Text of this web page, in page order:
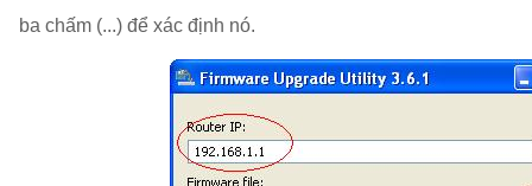
ba chấm (...) để xác định nó.